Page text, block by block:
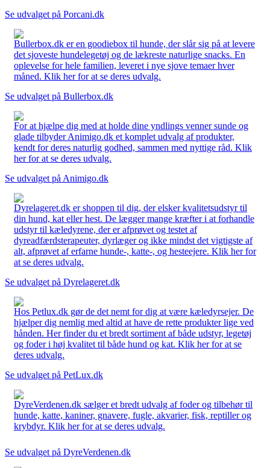
Se udvalget på Porcani.dk
Bullerbox.dk er en goodiebox til hunde, der slår sig på at levere
det sjoveste hundelegetøj og de lækreste naturlige snacks. En
oplevelse for hele familien, leveret i nye sjove temaer hver
måned. Klik her for at se deres udvalg.
Se udvalget på Bullerbox.dk
For at hjælpe dig med at holde dine yndlings venner sunde og
glade tilbyder Animigo.dk et komplet udvalg af produkter,
kendt for deres naturlig godhed, sammen med nyttige råd. Klik
her for at se deres udvalg.
Se udvalget på Animigo.dk
Dyrelageret.dk er shoppen til dig, der elsker kvalitetsudstyr til
din hund, kat eller hest. De lægger mange kræfter i at forhandle
udstyr til kæledyrene, der er afprøvet og testet af
dyreadfærdsterapeuter, dyrlæger og ikke mindst det vigtigste af
alt, afprøvet af erfarne hunde-, katte-, og hesteejere. Klik her for
at se deres udvalg.
Se udvalget på Dyrelageret.dk
Hos Petlux.dk gør de det nemt for dig at være kæledyrsejer. De
hjælper dig nemlig med altid at have de rette produkter lige ved
hånden. Her finder du et bredt sortiment af både udstyr, legetøj
og foder i høj kvalitet til både hund og kat. Klik her for at se
deres udvalg.
Se udvalget på PetLux.dk
DyreVerdenen.dk sælger et bredt udvalg af foder og tilbehør til
hunde, katte, kaniner, gnavere, fugle, akvarier, fisk, reptiller og
krybdyr. Klik her for at se deres udvalg.
Se udvalget på DyreVerdenen.dk